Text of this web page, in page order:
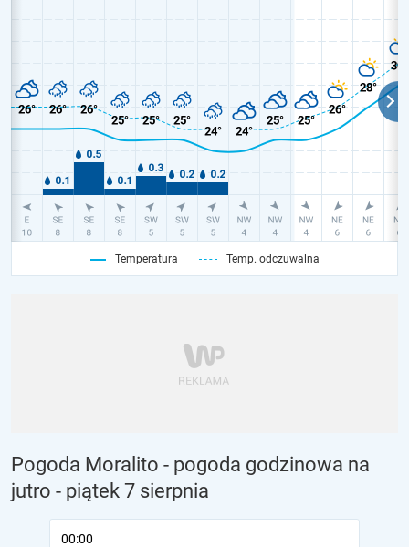
Temperatura Temp. odczuwalna
Pogoda Moralito - pogoda godzinowa na
jutro - piątek 7 sierpnia
00:00